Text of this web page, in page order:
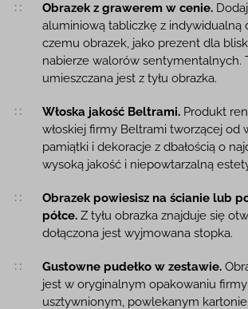
Obrazek z grawerem w cenie.Dodaj
aluminiową tabliczkę z indywidualną
czemu obrazek, jako prezent dla
nabierze walorów sentymentalnych.
umieszczana jest z tyłu obrazka.
Włoska jakość Beltrami.Produkt
włoskiej firmy Beltrami tworzącej od
pamiątki i dekoracje z dbałością o
wysoką jakość i niepowtarzalną
Obrazek powiesisz na ścianie lub
półce.Z tyłu obrazka znajduje się
dołączona jest wyjmowana stopka.
Gustowne pudełko w zestawie.
jest w oryginalnym opakowaniu
usztywnionym, powlekanym